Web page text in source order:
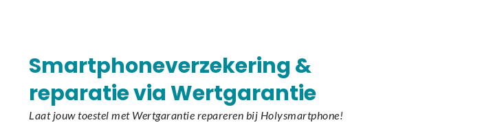
Smartphoneverzekering &
reparatie via Wertgarantie
Laat jouw toestel met Wertgarantie repareren bij Holysmartphone!